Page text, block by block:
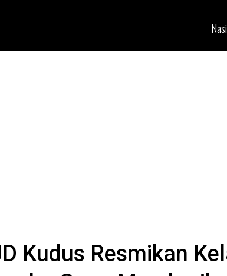
Kudus Resmikan